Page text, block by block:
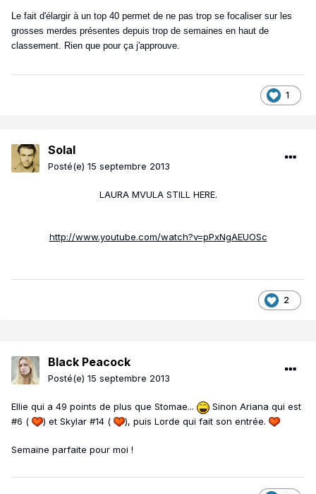
Le fait d'élargir à un top 40 permet de ne pas trop se focaliser sur les
grosses merdes présentes depuis trop de semaines en haut de
classement. Rien que pour ça j'approuve.
1
Solal
Posté(e) 15 septembre 2013
LAURA MVULA STILL HERE.
http://www.youtube.com/watch?v=pPxNgAEUOSc
2
Black Peacock
Posté(e) 15 septembre 2013
Ellie qui a 49 points de plus que Stomae...
Sinon Ariana qui est
#6 (
) et Skylar #14 ( ), puis Lorde qui fait son entrée.
Semaine parfaite pour moi !